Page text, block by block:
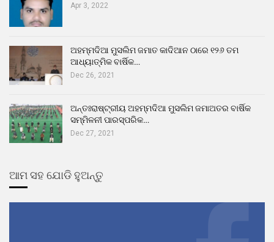
Apr 3, 2022
ଅହମ୍ମଦିଆ ମୁସଲିମ ଜମାତ କାଦିଆନ ଠାରେ ୧୨୬ ତମ
ଆଧ୍ୟାତ୍ମିକ ବାର୍ଷିକ…
Dec 26, 2021
ଅନ୍ତଃରାଷ୍ଟ୍ରୀୟ ଅହମ୍ମଦିଆ ମୁସଲିମ ଜମାଅତର ବାର୍ଷିକ
ସମ୍ମିଳନୀ ପାରସ୍ପରିକ…
Dec 27, 2021
ଆମ ସହ ଯୋଡି ହୁଅନ୍ତୁ